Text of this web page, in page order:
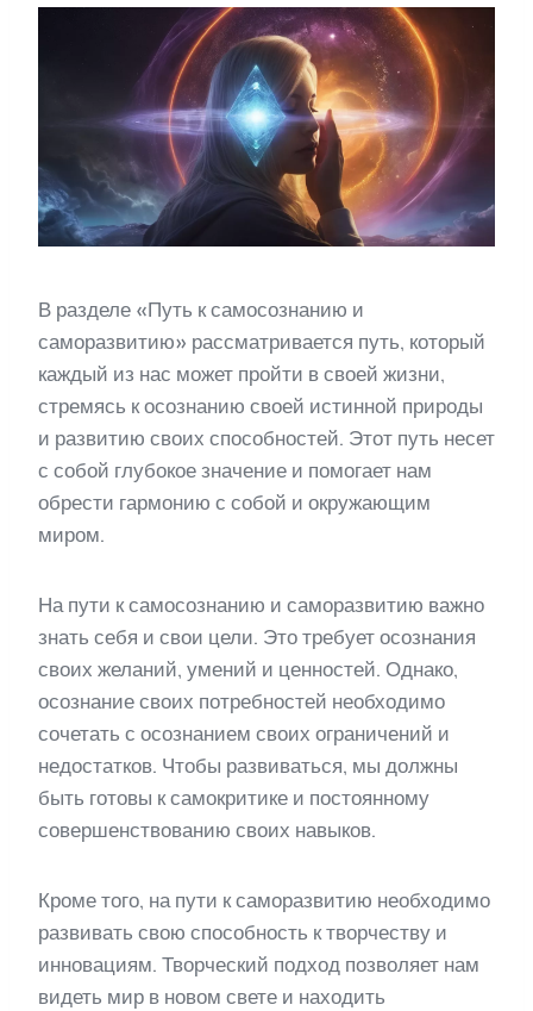
В разделе «Путь к самосознанию и
саморазвитию» рассматривается путь, который
каждый из нас может пройти в своей жизни,
стремясь к осознанию своей истинной природы
и развитию своих способностей. Этот путь несет
с собой глубокое значение и помогает нам
обрести гармонию с собой и окружающим
миром.
На пути к самосознанию и саморазвитию важно
знать себя и свои цели. Это требует осознания
своих желаний, умений и ценностей. Однако,
осознание своих потребностей необходимо
сочетать с осознанием своих ограничений и
недостатков. Чтобы развиваться, мы должны
быть готовы к самокритике и постоянному
совершенствованию своих навыков.
Кроме того, на пути к саморазвитию необходимо
развивать свою способность к творчеству и
инновациям. Творческий подход позволяет нам
видеть мир в новом свете и находить